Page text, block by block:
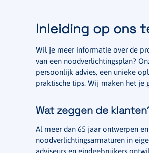
Inleiding op ons
Wil je meer informatie over de
van een noodverlichtingsplan?
persoonlijk advies, een unieke
praktische tips. Wij maken het je
Wat zeggen de
Al meer dan 65 jaar ontwerpen
noodverlichtingsarmaturen in
adviseurs en eindgebruikers